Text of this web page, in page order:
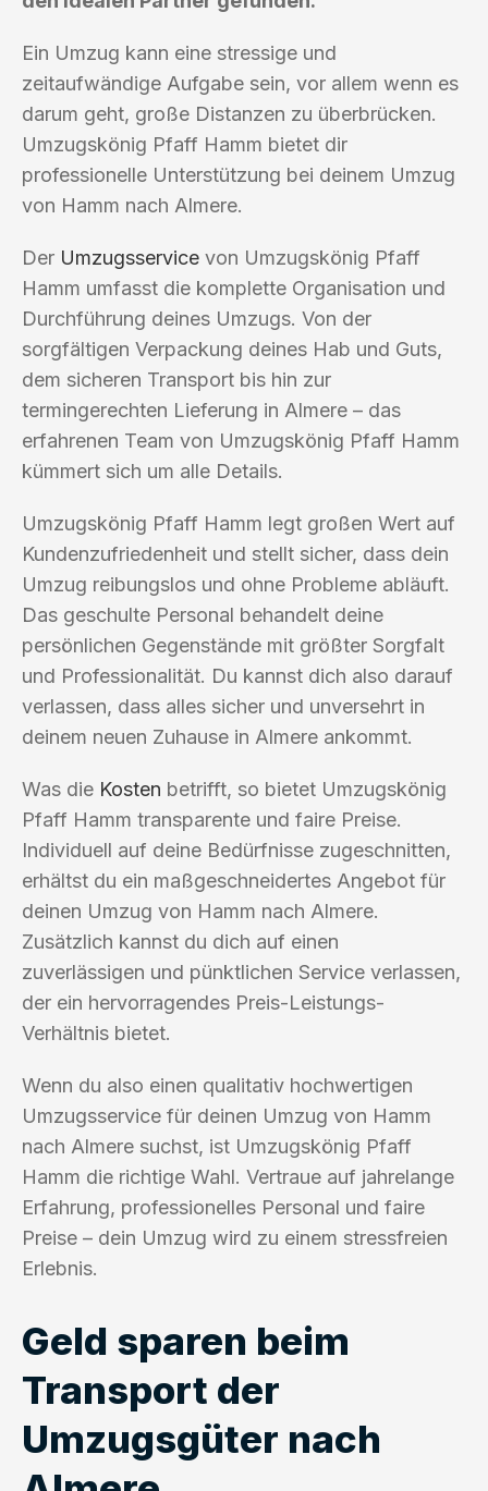
Ein Umzug kann eine stressige und
zeitaufwändige Aufgabe sein, vor allem wenn es
darum geht, große Distanzen zu überbrücken.
Umzugskönig Pfaff Hamm bietet dir
professionelle Unterstützung bei deinem Umzug
von Hamm nach Almere.
Der Umzugsservice von Umzugskönig Pfaff
Hamm umfasst die komplette Organisation und
Durchführung deines Umzugs. Von der
sorgfältigen Verpackung deines Hab und Guts,
dem sicheren Transport bis hin zur
termingerechten Lieferung in Almere – das
erfahrenen Team von Umzugskönig Pfaff Hamm
kümmert sich um alle Details.
Umzugskönig Pfaff Hamm legt großen Wert auf
Kundenzufriedenheit und stellt sicher, dass dein
Umzug reibungslos und ohne Probleme abläuft.
Das geschulte Personal behandelt deine
persönlichen Gegenstände mit größter Sorgfalt
und Professionalität. Du kannst dich also darauf
verlassen, dass alles sicher und unversehrt in
deinem neuen Zuhause in Almere ankommt.
Was die Kosten betrifft, so bietet Umzugskönig
Pfaff Hamm transparente und faire Preise.
Individuell auf deine Bedürfnisse zugeschnitten,
erhältst du ein maßgeschneidertes Angebot für
deinen Umzug von Hamm nach Almere.
Zusätzlich kannst du dich auf einen
zuverlässigen und pünktlichen Service verlassen,
der ein hervorragendes Preis-Leistungs-
Verhältnis bietet.
Wenn du also einen qualitativ hochwertigen
Umzugsservice für deinen Umzug von Hamm
nach Almere suchst, ist Umzugskönig Pfaff
Hamm die richtige Wahl. Vertraue auf jahrelange
Erfahrung, professionelles Personal und faire
Preise – dein Umzug wird zu einem stressfreien
Erlebnis.
Geld sparen beim
Transport der
Umzugsgüter nach